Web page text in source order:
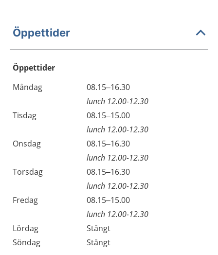
Öppettider
Öppettider
Dag
Öppettider
Kommentarer
Måndag
08.15–16.30
lunch 12.00-12.30
Tisdag
08.15–15.00
lunch 12.00-12.30
Onsdag
08.15–16.30
lunch 12.00-12.30
Torsdag
08.15–16.30
lunch 12.00-12.30
Fredag
08.15–15.00
lunch 12.00-12.30
Lördag
Stängt
Söndag
Stängt